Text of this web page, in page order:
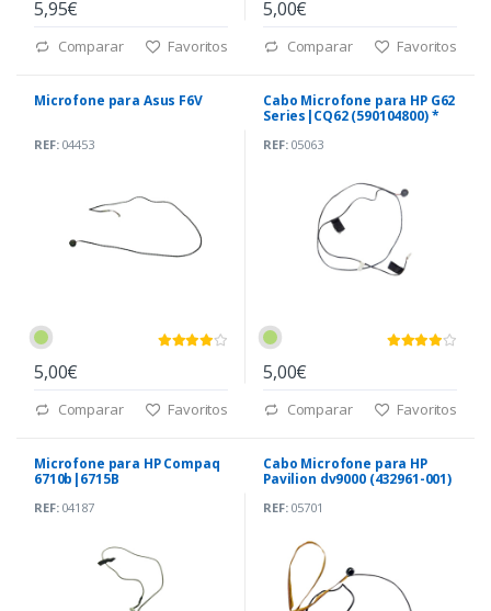
5,95€
Comparar Favoritos
5,00€
Comparar Favoritos
Microfone para Asus F6V
REF:04453
5,00€
Comparar Favoritos
Cabo Microfone para HP G62
Series|CQ62 (590104800) *
REF:05063
5,00€
Comparar Favoritos
Microfone para HP Compaq
6710b|6715B
REF:04187
Cabo Microfone para HP
Pavilion dv9000 (432961-001)
REF:05701